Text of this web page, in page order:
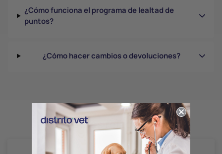
¿Cómo funciona el programa de lealtad de
puntos?
¿Cómo hacer cambios o devoluciones?
Productos relacionados